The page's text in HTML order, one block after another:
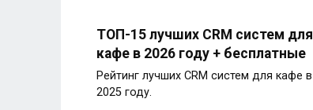
ТОП-15 лучших CRM систем для
кафе в 2026 году + бесплатные
Рейтинг лучших CRM систем для кафе в
2025 году.